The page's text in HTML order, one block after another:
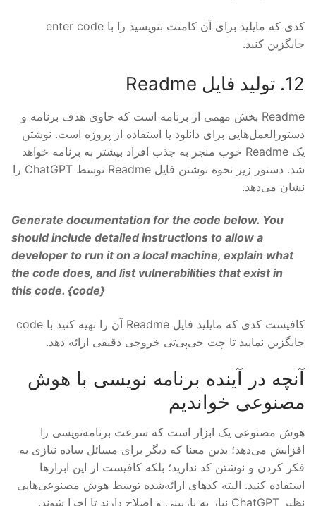
کدی که مایلید برای آن کامنت بنویسید را با enter code
جایگزین کنید.
12. تولید فایل Readme
Readme بخش مهمی از برنامه است که حاوی هدف برنامه و
دستورالعمل‌هایی برای دانلود یا استفاده از پروژه است. نوشتن
یک Readme خوب منجر به جذب افراد بیشتر به برنامه خواهد
شد. دستور زیر نحوه نوشتن فایل Readme توسط ChatGPT را
نشان می‌دهد.
Generate documentation for the code below. You
should include detailed instructions to allow a
developer to run it on a local machine, explain what
the code does, and list vulnerabilities that exist in
this code. {code}
کافیست کدی که مایلید فایل Readme آن را تهیه کنید با code
جایگزین نمایید تا چت جی‌پی‌تی خروجی دقیقی ارائه دهد.
آنچه در آینده برنامه نویسی با هوش
مصنوعی خواندیم
هوش مصنوعی یک ابزار است که سرعت برنامه‌نویسی را
افزایش می‌دهد؛ بدین معنا که دیگر برای مسائل ساده نیازی به
فکر کردن و نوشتن کد ندارید؛ بلکه کافیست از این ابزارها
استفاده کنید. البته کدهای ارائه‌شده توسط هوش مصنوعی‌هایی
نظیر ChatGPT نیاز به بازبینی و اصلاح دارند تا اجرا شوند.